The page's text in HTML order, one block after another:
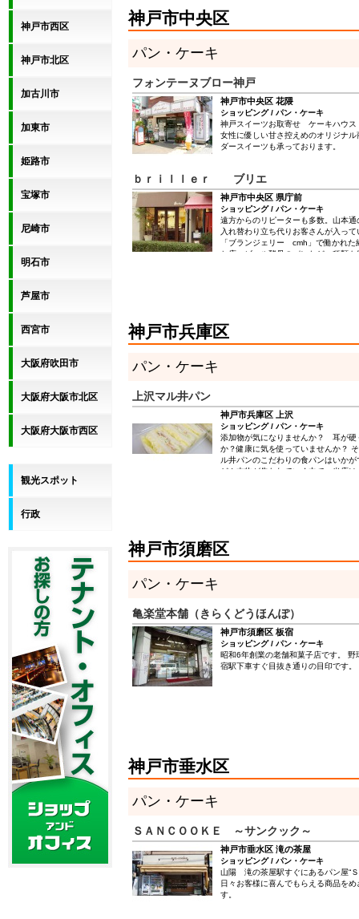
神戸市西区
神戸市北区
加古川市
加東市
姫路市
宝塚市
尼崎市
明石市
芦屋市
西宮市
大阪府吹田市
大阪府大阪市北区
大阪府大阪市西区
観光スポット
行政
神戸市中央区
パン・ケーキ
フォンテーヌブロー神戸
神戸市中央区 花隈
ショッピング / パン・ケーキ
神戸スイーツお取寄せ ケーキハウ
女性に優しい甘さ控えめのオリジナ
ダースイーツも承っております。
ｂｒｉｌｌｅｒ ブリエ
神戸市中央区 県庁前
ショッピング / パン・ケーキ
遠方からのリピーターも多数。山本
入れ替わり立ち代りお客さんが入っ
「ブランジェリー cmh」で働かれた
お店。ビール酵母のパンなど、種類
神戸市兵庫区
パン・ケーキ
上沢マル井パン
神戸市兵庫区 上沢
ショッピング / パン・ケーキ
添加物が気になりませんか？ 耳が硬
か？健康に気を使っていませんか？
ル井パンのこだわりの食パンはいか
どん本物が失われていく中で、当店
神戸市須磨区
パン・ケーキ
亀楽堂本舗（きらくどうほんぽ）
神戸市須磨区 板宿
ショッピング / パン・ケーキ
昭和6年創業の老舗和菓子店です。 野
宿駅下車すぐ目抜き通りの目印です。
神戸市垂水区
パン・ケーキ
ＳＡＮＣＯＯＫＥ ～サンクック～
神戸市垂水区 滝の茶屋
ショッピング / パン・ケーキ
山陽 滝の茶屋駅すぐにあるパン屋“
日々お客様に喜んでもらえる商品を
す。